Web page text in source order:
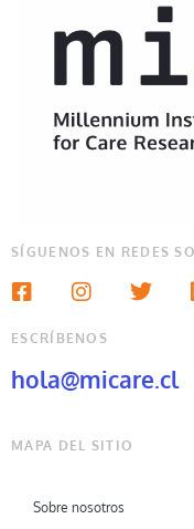
SÍGUENOS EN REDES
ESCRÍBENOS
hola@micare.cl
MAPA DEL SITIO
Sobre nosotros